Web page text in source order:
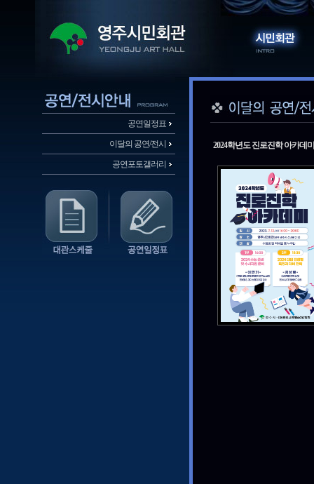
공연일정표
이달의 공연/전시
공연포토갤러리
2024학년도 진로진학 아카데미